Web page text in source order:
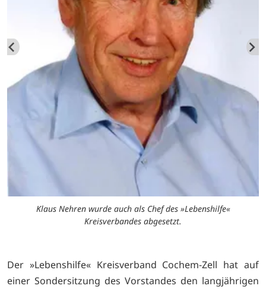
Klaus Nehren wurde auch als Chef des »Lebenshilfe«
Kreisverbandes abgesetzt.
Der »Lebenshilfe« Kreisverband Cochem-Zell hat auf
einer Sondersitzung des Vorstandes den langjährigen